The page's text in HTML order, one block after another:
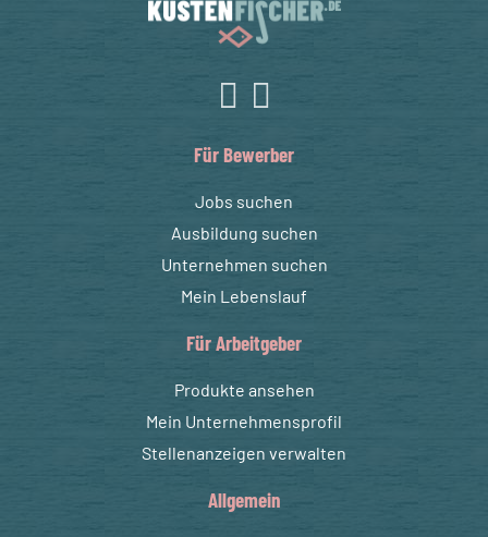
Für Bewerber
Jobs suchen
Ausbildung suchen
Unternehmen suchen
Mein Lebenslauf
Für Arbeitgeber
Produkte ansehen
Mein Unternehmensprofil
Stellenanzeigen verwalten
Allgemein